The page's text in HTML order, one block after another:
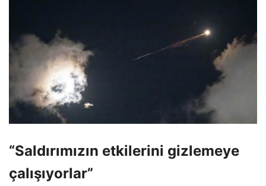
“Saldırımızın etkilerini gizlemeye
çalışıyorlar”